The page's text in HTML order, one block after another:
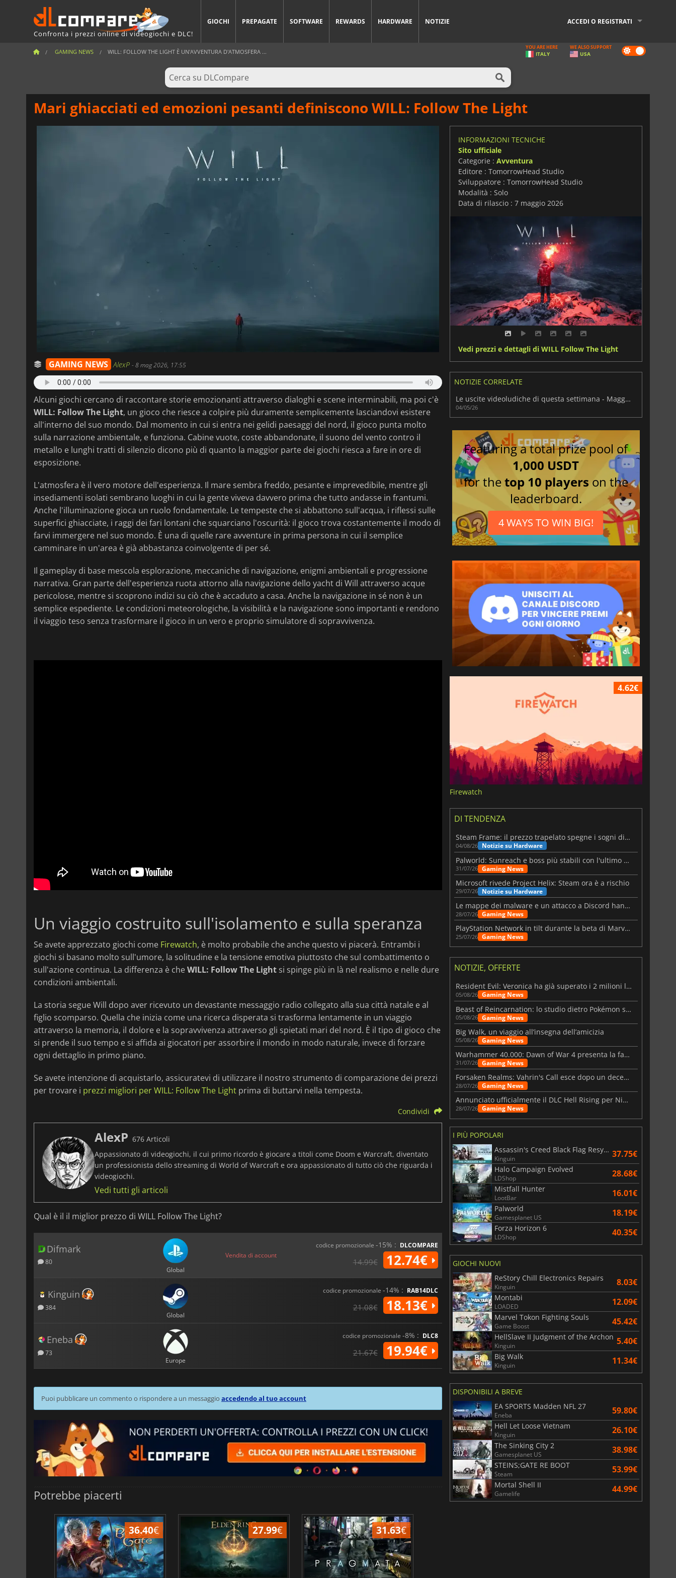
Confronta i prezzi online di videogiochi e DLC!
GIOCHI PREPAGATE SOFTWARE REWARDS HARDWARE NOTIZIE ACCEDI O REGISTRATI
GAMING NEWS WILL: FOLLOW THE LIGHT È UN'AVVENTURA D'ATMOSFERA ... Dark
mode
YOU ARE HERE
ITALY
WE ALSO SUPPORT
USA
Mari ghiacciati ed emozioni pesanti definiscono WILL: Follow The Light
GAMING NEWS AlexP -8 mag 2026, 17:55
Alcuni giochi cercano di raccontare storie emozionanti attraverso dialoghi e scene interminabili, ma poi c'è
WILL: Follow The Light, un gioco che riesce a colpire più duramente semplicemente lasciandovi esistere
all'interno del suo mondo. Dal momento in cui si entra nei gelidi paesaggi del nord, il gioco punta molto
sulla narrazione ambientale, e funziona. Cabine vuote, coste abbandonate, il suono del vento contro il
metallo e lunghi tratti di silenzio dicono più di quanto la maggior parte dei giochi riesca a fare in ore di
esposizione.
L'atmosfera è il vero motore dell'esperienza. Il mare sembra freddo, pesante e imprevedibile, mentre gli
insediamenti isolati sembrano luoghi in cui la gente viveva davvero prima che tutto andasse in frantumi.
Anche l'illuminazione gioca un ruolo fondamentale. Le tempeste che si abbattono sull'acqua, i riflessi sulle
superfici ghiacciate, i raggi dei fari lontani che squarciano l'oscurità: il gioco trova costantemente il modo di
farvi immergere nel suo mondo. È una di quelle rare avventure in prima persona in cui il semplice
camminare in un'area è già abbastanza coinvolgente di per sé.
Il gameplay di base mescola esplorazione, meccaniche di navigazione, enigmi ambientali e progressione
narrativa. Gran parte dell'esperienza ruota attorno alla navigazione dello yacht di Will attraverso acque
pericolose, mentre si scoprono indizi su ciò che è accaduto a casa. Anche la navigazione in sé non è un
semplice espediente. Le condizioni meteorologiche, la visibilità e la navigazione sono importanti e rendono
il viaggio teso senza trasformare il gioco in un vero e proprio simulatore di sopravvivenza.
Un viaggio costruito sull'isolamento e sulla speranza
Se avete apprezzato giochi come Firewatch, è molto probabile che anche questo vi piacerà. Entrambi i
giochi si basano molto sull'umore, la solitudine e la tensione emotiva piuttosto che sul combattimento o
sull'azione continua. La differenza è cheWILL: Follow The Light si spinge più in là nel realismo e nelle dure
condizioni ambientali.
La storia segue Will dopo aver ricevuto un devastante messaggio radio collegato alla sua città natale e al
figlio scomparso. Quella che inizia come una ricerca disperata si trasforma lentamente in un viaggio
attraverso la memoria, il dolore e la sopravvivenza attraverso gli spietati mari del nord. È il tipo di gioco che
si prende il suo tempo e si affida ai giocatori per assorbire il mondo in modo naturale, invece di forzare
ogni dettaglio in primo piano.
Se avete intenzione di acquistarlo, assicuratevi di utilizzare il nostro strumento di comparazione dei prezzi
per trovare i prezzi migliori per WILL: Follow The Light prima di buttarvi nella tempesta.
Condividi
AlexP 676 Articoli
Appassionato di videogiochi, il cui primo ricordo è giocare a titoli come Doom e Warcraft, diventato
un professionista dello streaming di World of Warcraft e ora appassionato di tutto ciò che riguarda i
videogiochi.
Vedi tutti gli articoli
Qual è il il miglior prezzo di WILL Follow The Light?
Difmark
80
Global
Vendita di account
codice promozionale -15% : DLCOMPARE
14.99€ 12.74€
Kinguin
384
Global
codice promozionale -14% : RAB14DLC
21.08€ 18.13€
Eneba
73
Europe
codice promozionale -8% : DLC8
21.67€ 19.94€
Puoi pubblicare un commento o rispondere a un messaggio accedendo al tuo account
Potrebbe piacerti
36.40€ 27.99€ 31.63€
INFORMAZIONI TECNICHE
Sito ufficiale
Categorie : Avventura
Editore : TomorrowHead Studio
Sviluppatore : TomorrowHead Studio
Modalità : Solo
Data di rilascio : 7 maggio 2026
Vedi prezzi e dettagli di WILL Follow The Light
NOTIZIE CORRELATE
Le uscite videoludiche di questa settimana - Maggio 2026 (Settimana 19)
04/05/26
Featuring a total prize pool of
1,000 USDT
for thetop 10 players on the
leaderboard.
4 WAYS TO WIN BIG!
4.62€
Firewatch
DI TENDENZA
Steam Frame: il prezzo trapelato spegne i sogni di un VR economico
04/08/26 Notizie su Hardware
Palworld: Sunreach e boss più stabili con l'ultimo update
31/07/26 Gaming News
Microsoft rivede Project Helix: Steam ora è a rischio
29/07/26 Notizie su Hardware
Le mappe dei malware e un attacco a Discord hanno colpito Meccha Chameleon
28/07/26 Gaming News
PlayStation Network in tilt durante la beta di Marvel Tōkon
25/07/26 Gaming News
NOTIZIE, OFFERTE
Resident Evil: Veronica ha già superato i 2 milioni liste dei desideri
05/08/26 Gaming News
Beast of Reincarnation: lo studio dietro Pokémon su una nuova strada
05/08/26 Gaming News
Big Walk, un viaggio all’insegna dell’amicizia
05/08/26 Gaming News
Warhammer 40.000: Dawn of War 4 presenta la fazione dei Necron
31/07/26 Gaming News
Forsaken Realms: Vahrin's Call esce dopo un decennio di sviluppo
28/07/26 Gaming News
Annunciato ufficialmente il DLC Hell Rising per Nioh 3
28/07/26 Gaming News
I PIÙ POPOLARI
Assassin's Creed Black Flag Resynced
Kinguin 37.75€
Halo Campaign Evolved
LDShop 28.68€
Mistfall Hunter
LootBar 16.01€
Palworld
Gamesplanet US 18.19€
Forza Horizon 6
LDShop 40.35€
GIOCHI NUOVI
ReStory Chill Electronics Repairs
Kinguin 8.03€
Montabi
LOADED 12.09€
Marvel Tokon Fighting Souls
Game Boost 45.42€
HellSlave II Judgment of the Archon
Kinguin 5.40€
Big Walk
Kinguin 11.34€
DISPONIBILI A BREVE
EA SPORTS Madden NFL 27
Eneba 59.80€
Hell Let Loose Vietnam
Kinguin 26.10€
The Sinking City 2
Gamesplanet US 38.98€
STEINS;GATE RE BOOT
Steam 53.99€
Mortal Shell II
Gamelife 44.99€